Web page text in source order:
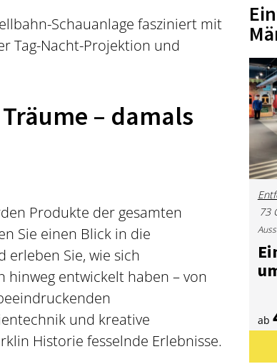
Schauanlage fasziniert mit
Tag-Nacht-Projektion und
– damals
Produkte der gesamten
Sie einen Blick in die
erleben Sie, wie sich
entwickelt haben – von
und kreative
Historie fesselnde Erlebnisse.
73
ab